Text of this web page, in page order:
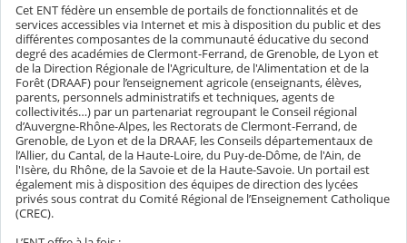
Cet ENT fédère un ensemble de portails de fonctionnalités et de
services accessibles via Internet et mis à disposition du public et des
différentes composantes de la communauté éducative du second
degré des académies de Clermont-Ferrand, de Grenoble, de Lyon et
de la Direction Régionale de l'Agriculture, de l'Alimentation et de la
Forêt (DRAAF) pour l’enseignement agricole (enseignants, élèves,
parents, personnels administratifs et techniques, agents de
collectivités…) par un partenariat regroupant le Conseil régional
d’Auvergne-Rhône-Alpes, les Rectorats de Clermont-Ferrand, de
Grenoble, de Lyon et de la DRAAF, les Conseils départementaux de
l’Allier, du Cantal, de la Haute-Loire, du Puy-de-Dôme, de l'Ain, de
l'Isère, du Rhône, de la Savoie et de la Haute-Savoie. Un portail est
également mis à disposition des équipes de direction des lycées
privés sous contrat du Comité Régional de l’Enseignement Catholique
(CREC).